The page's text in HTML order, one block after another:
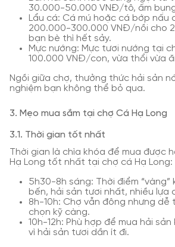
30.000-50.000 VNĐ/tô, ấm
Lẩu cá: Cá mú hoặc cá bớp nấu
200.000-300.000 VNĐ/nồi cho
bạn bè thì hết sảy.
Mực nướng: Mực tươi nướng tại
100.000 VNĐ/con, vừa thổi vừa
Ngồi giữa chợ, thưởng thức hải sản
nghiệm bạn không thể bỏ qua.
3. Mẹo mua sắm tại chợ Cá Hạ Long
3.1. Thời gian tốt nhất
Thời gian là chìa khóa để mua được
Hạ Long tốt nhất tại chợ cá Hạ Long:
5h30-8h sáng: Thời điểm
bến, hải sản tươi nhất, nhiều lựa
8h-10h: Chợ vẫn đông nhưng dễ
chọn kỹ càng.
10h-12h: Phù hợp để mua hải
vì hải sản tươi dần ít đi.